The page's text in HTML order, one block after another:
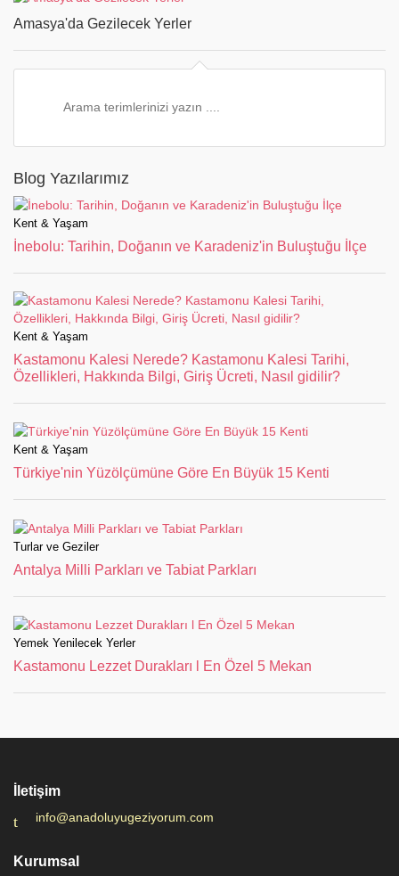
Amasya'da Gezilecek Yerler
Blog Yazılarımız
Kent & Yaşam
İnebolu: Tarihin, Doğanın ve Karadeniz'in Buluştuğu İlçe
Kent & Yaşam
Kastamonu Kalesi Nerede? Kastamonu Kalesi Tarihi,
Özellikleri, Hakkında Bilgi, Giriş Ücreti, Nasıl gidilir?
Kent & Yaşam
Türkiye'nin Yüzölçümüne Göre En Büyük 15 Kenti
Turlar ve Geziler
Antalya Milli Parkları ve Tabiat Parkları
Yemek Yenilecek Yerler
Kastamonu Lezzet Durakları l En Özel 5 Mekan
İletişim
info@anadoluyugeziyorum.com
Kurumsal